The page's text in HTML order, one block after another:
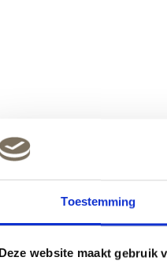
Toestemming
Deze website maakt gebruik